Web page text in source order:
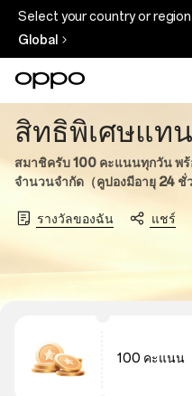
Select your country or region
Global
Anniversary-
reward-
campaign
สิทธิพิเศษแท
สมาชิครับ 100 คะแนนทุกวัน พ
จำนวนจำกัด （คูปองมีอายุ 24 ชั่
รางวัลของฉัน แชร์
100 คะแนน